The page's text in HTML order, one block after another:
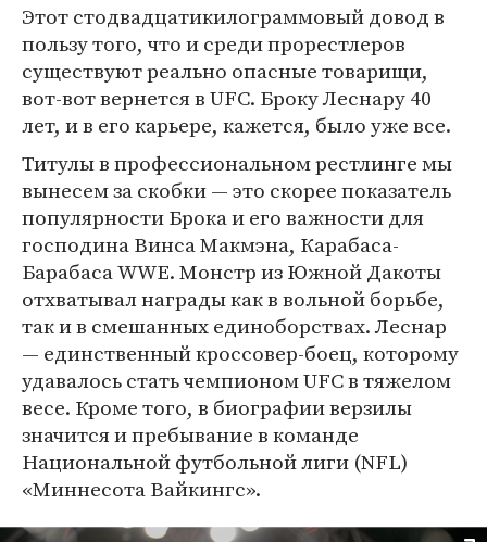
Этот стодвадцатикилограммовый довод в
пользу того, что и среди прорестлеров
существуют реально опасные товарищи,
вот-вот вернется в UFC. Броку Леснару 40
лет, и в его карьере, кажется, было уже все.
Титулы в профессиональном рестлинге мы
вынесем за скобки — это скорее показатель
популярности Брока и его важности для
господина Винса Макмэна, Карабаса-
Барабаса WWE. Монстр из Южной Дакоты
отхватывал награды как в вольной борьбе,
так и в смешанных единоборствах. Леснар
— единственный кроссовер-боец, которому
удавалось стать чемпионом UFC в тяжелом
весе. Кроме того, в биографии верзилы
значится и пребывание в команде
Национальной футбольной лиги (NFL)
«Миннесота Вайкингс».